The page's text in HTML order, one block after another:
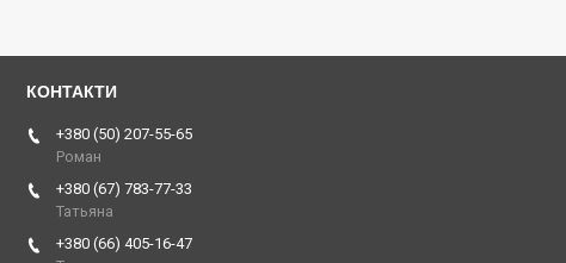
+380 (50) 207-55-65
Роман
+380 (67) 783-77-33
Татьяна
+380 (66) 405-16-47